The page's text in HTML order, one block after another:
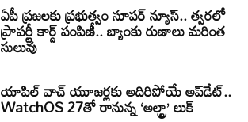
ఏపీ ప్రజలకు ప్రభుత్వం సూపర్ న్యూస్.. త్వరలో
ప్రాపర్టీ కార్డ్ పంపిణీ.. బ్యాంకు రుణాలు మరింత
సులువు
యాపిల్ వాచ్ యూజర్లకు అదిరిపోయే అప్‌డేట్..
WatchOS 27తో రానున్న ‘అల్ట్రా’ లుక్